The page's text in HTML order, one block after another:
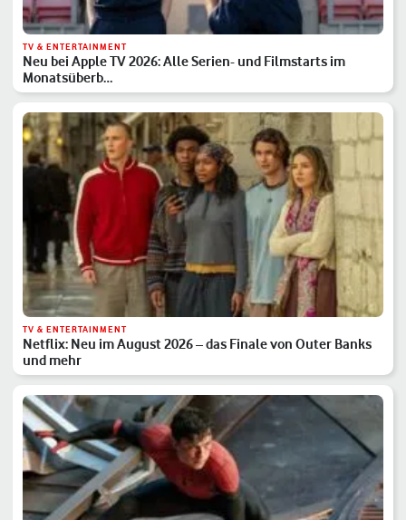
TV & ENTERTAINMENT
Neu bei Apple TV 2026: Alle Serien- und Filmstarts im
Monatsüberb…
TV & ENTERTAINMENT
Netflix: Neu im August 2026 – das Finale von Outer Banks
und mehr